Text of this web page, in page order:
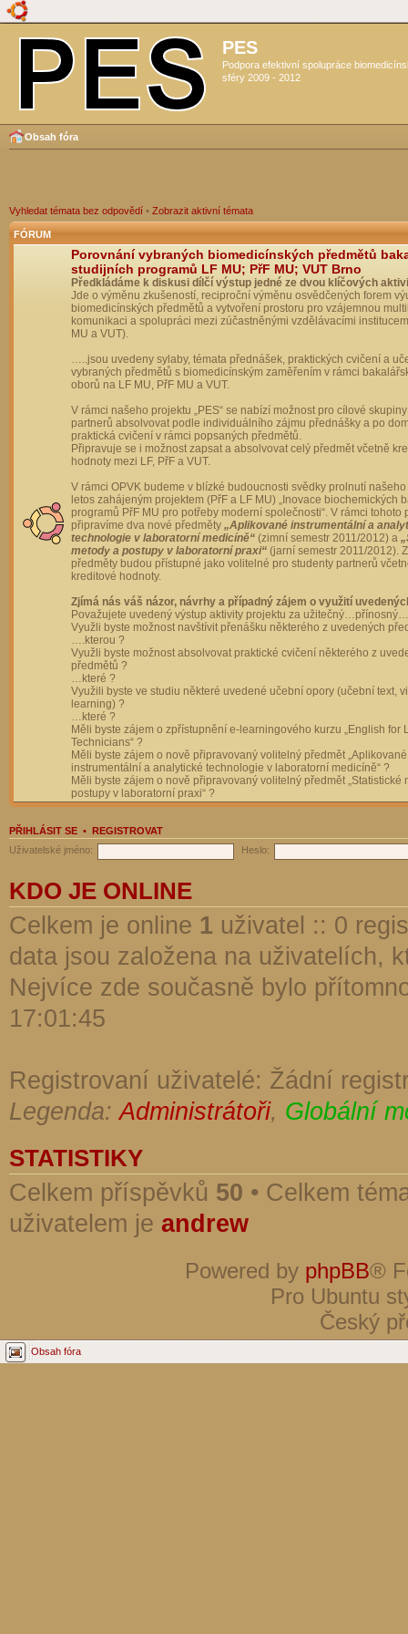
PES
Podpora efektivní spolupráce
sféry 2009 - 2012
Obsah fóra
Vyhledat témata bez odpovědí • Zobrazit aktivní témata
FÓRUM
Porovnání vybraných biomedicínských předmětů
studijních programů LF MU; PřF MU; VUT Brno
Předkládáme k diskusi dílčí výstup jedné ze dvou klíčových
Jde o výměnu zkušeností, reciproční výměnu osvědčených forem
biomedicínských předmětů a vytvoření prostoru pro vzájemnou
komunikaci a spolupráci mezi zúčastněnými vzdělávacími
MU a VUT).
…..jsou uvedeny sylaby, témata přednášek, praktických cvičení a
vybraných předmětů s biomedicínským zaměřením v rámci
oborů na LF MU, PřF MU a VUT.
V rámci našeho projektu „PES“ se nabízí možnost pro cílové
partnerů absolvovat podle individuálního zájmu přednášky a po
praktická cvičení v rámci popsaných předmětů.
Připravuje se i možnost zapsat a absolvovat celý předmět včetně
hodnoty mezi LF, PřF a VUT.
V rámci OPVK budeme v blízké budoucnosti svědky prolnutí
letos zahájeným projektem (PřF a LF MU) „Inovace biochemických
programů PřF MU pro potřeby moderní společnosti“. V rámci tohoto
připravíme dva nové předměty „Aplikované instrumentální a
technologie v laboratorní medicíně“ (zimní semestr 2011/2012) a
metody a postupy v laboratorní praxi“ (jarní semestr 2011/2012).
předměty budou přístupné jako volitelné pro studenty partnerů
kreditové hodnoty.
Zjímá nás váš názor, návrhy a případný zájem o využití
Považujete uvedený výstup aktivity projektu za
Využli byste možnost navštívit přenášku některého z uvedených
….kterou ?
Využli byste možnost absolvovat praktické cvičení některého z
předmětů ?
…které ?
Využili byste ve studiu některé uvedené učební opory (učební text,
learning) ?
…které ?
Měli byste zájem o zpřístupnění e-learningového kurzu „English for
Technicians“ ?
Měli byste zájem o nově připravovaný volitelný předmět „Aplikované
instrumentální a analytické technologie v laboratorní medicíně“ ?
Měli byste zájem o nově připravovaný volitelný předmět „Statistické
postupy v laboratorní praxi“ ?
PŘIHLÁSIT SE • REGISTROVAT
Uživatelské jméno:
Heslo:
KDO JE ONLINE
Celkem je online 1 uživatel :: 0
data jsou založena na uživatelích,
Nejvíce zde současně bylo
17:01:45
Registrovaní uživatelé: Žádní
Legenda:Administrátoři, Globální
STATISTIKY
Celkem příspěvků 50 • Celkem
uživatelem je andrew
Powered by phpBB®
Pro Ubuntu
Český
Obsah fóra